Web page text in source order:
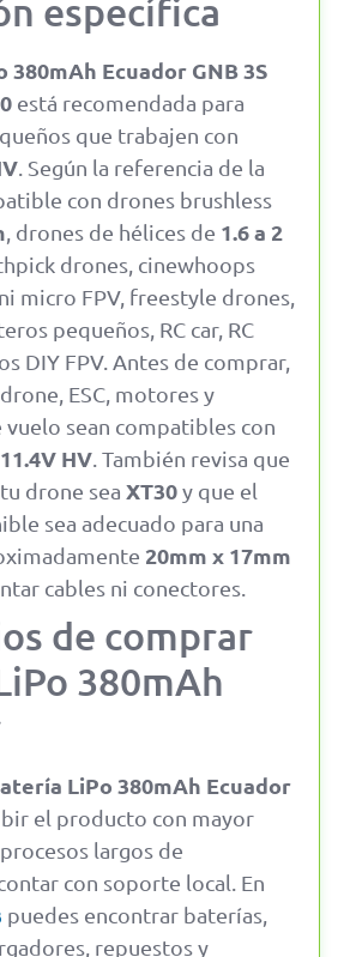
específica
380mAh Ecuador GNB 3S
está recomendada para
que trabajen con
. Según la referencia de la
con drones brushless
, drones de hélices de 1.6 a 2
drones, cinewhoops
micro FPV, freestyle drones,
pequeños, RC car, RC
DIY FPV. Antes de comprar,
ESC, motores y
sean compatibles con
HV . También revisa que
drone sea XT30y que el
sea adecuado para una
20mm x 17mm
cables ni conectores.
de comprar
380mAh
LiPo 380mAh Ecuador
el producto con mayor
largos de
con soporte local. En
puedes encontrar baterías,
repuestos y